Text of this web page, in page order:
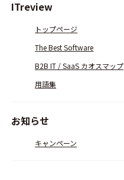
ITreview
トップページ
The Best Software
B2B IT / SaaS カオスマップ
用語集
お知らせ
キャンペーン